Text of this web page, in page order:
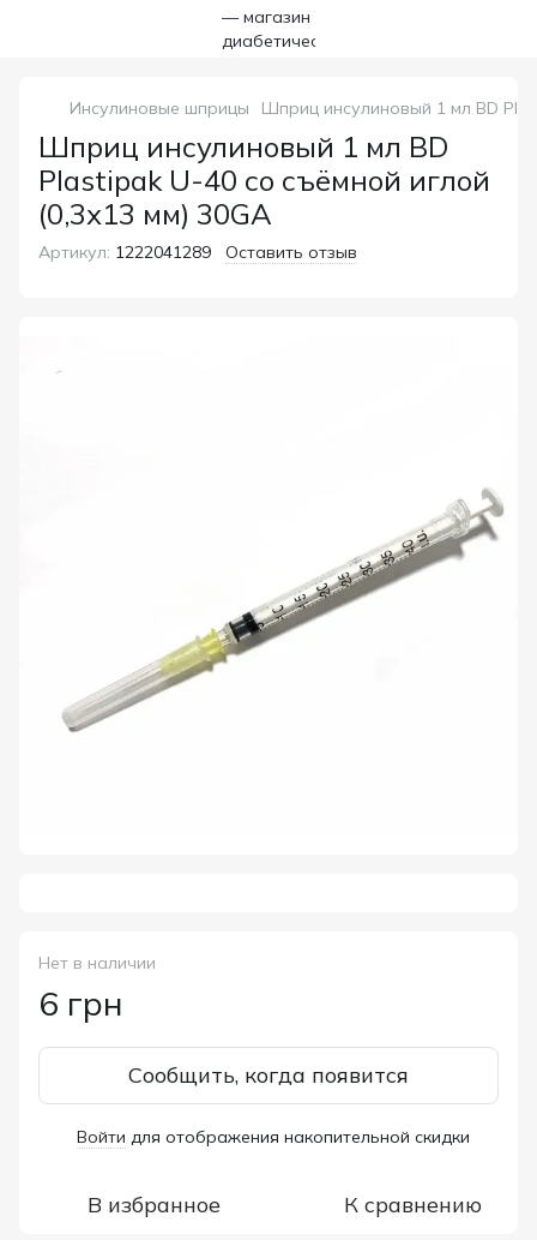
Инсулиновые шприцы Шприц инсулиновый 1 мл BD
Шприц инсулиновый 1 мл BD
Plastipak U-40 со съёмной иглой
(0,3х13 мм) 30GA
Артикул: 1222041289 Оставить отзыв
Нет в наличии
6 грн
Сообщить, когда появится
Войти для отображения накопительной скидки
В избранное К сравнению